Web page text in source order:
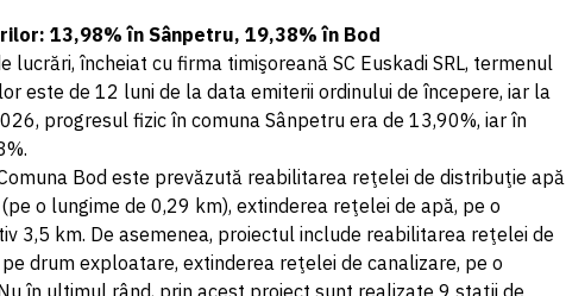
13,98% în Sânpetru, 19,38% în Bod
lucrări, încheiat cu firma timişoreană SC Euskadi SRL, termenul
este de 12 luni de la data emiterii ordinului de începere, iar la
progresul fizic în comuna Sânpetru era de 13,90%, iar în
Bod este prevăzută reabilitarea reţelei de distribuţie apă
o lungime de 0,29 km), extinderea reţelei de apă, pe o
3,5 km. De asemenea, proiectul include reabilitarea reţelei de
drum exploatare, extinderea reţelei de canalizare, pe o
în ultimul rând, prin acest proiect sunt realizate 9 staţii de